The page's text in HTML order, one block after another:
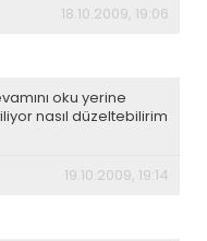
18.10.2009, 19:06
oku yerine
nasıl düzeltebilirim
19.10.2009, 19:14